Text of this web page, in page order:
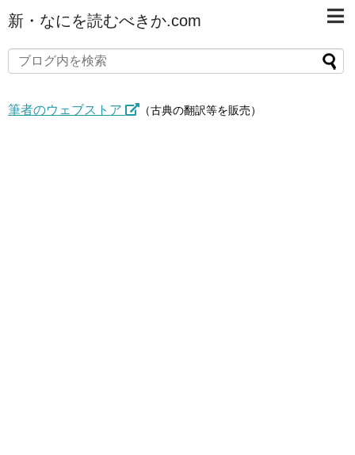
新・なにを読むべきか.com
筆者のウェブストア （古典の翻訳等を販売）